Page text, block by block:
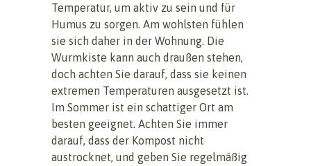
Temperatur, um aktiv zu sein und für
Humus zu sorgen. Am wohlsten fühlen
sie sich daher in der Wohnung. Die
Wurmkiste kann auch draußen stehen,
doch achten Sie darauf, dass sie keinen
extremen Temperaturen ausgesetzt ist.
Im Sommer ist ein schattiger Ort am
besten geeignet. Achten Sie immer
darauf, dass der Kompost nicht
austrocknet, und geben Sie regelmäßig